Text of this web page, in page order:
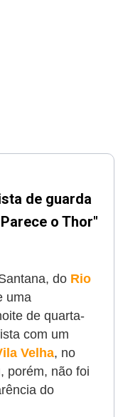
de guarda
o Thor"
do Rio
uma
de quarta-
com um
Velha, no
porém, não foi
do